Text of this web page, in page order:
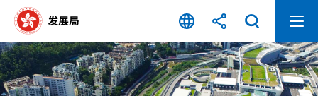
容
开
始